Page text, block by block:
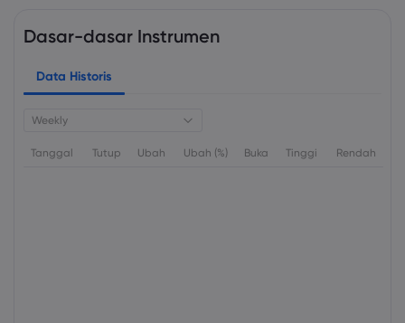
Dasar-dasar Instrumen
Data Historis
Weekly
Tanggal Tutup Ubah Ubah (%) Buka Tinggi Rendah